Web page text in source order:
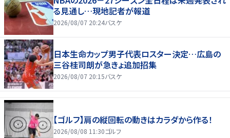
る見通し…現地記者が報道
2026/08/07 20:24バスケ
日本生命カップ男子代表ロスター決定…広島の
三谷桂司朗が急きょ追加招集
2026/08/07 20:15バスケ
【ゴルフ】肩の縦回転の動きはカラダから作る！
2026/08/08 11:30ゴルフ